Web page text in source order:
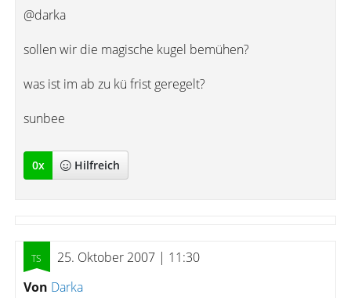
@darka
sollen wir die magische kugel bemühen?
was ist im ab zu kü frist geregelt?
sunbee
0x Hilfreich
25. Oktober 2007 | 11:30
Von Darka